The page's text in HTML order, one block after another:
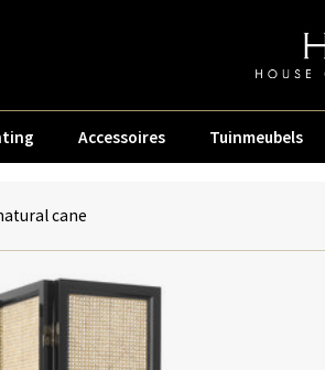
Accessoires Tuinmeubels
cane